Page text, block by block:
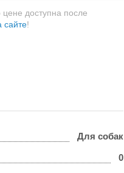
доступна после
сайте!
Для собак
0